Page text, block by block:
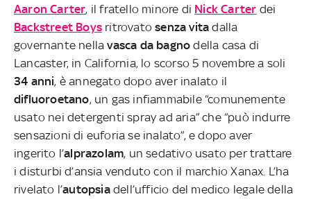
Aaron Carter, il fratello minore di Nick Carter dei
Backstreet Boys ritrovatosenza vita dalla
governante nellavasca da bagno della casa di
Lancaster, in California, lo scorso 5 novembre a soli
34 anni, è annegato dopo aver inalato il
difluoroetano, un gas infiammabile “comunemente
usato nei detergenti spray ad aria” che “può indurre
sensazioni di euforia se inalato”, e dopo aver
ingerito l’alprazolam, un sedativo usato per trattare
i disturbi d’ansia venduto con il marchio Xanax. L’ha
rivelato l’autopsiadell’ufficio del medico legale della